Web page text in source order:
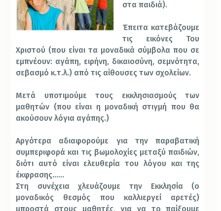
στα παιδιά).
Έπειτα κατεβάζουμε
τις εικόνες Του
Χριστού (που είναι τα μοναδικά σύμβολα που σε
εμπνέουν: αγάπη, ειρήνη, δικαιοσύνη, σεμνότητα,
σεβασμό κ.τ.λ.) από τις αίθουσες των σχολείων.
Μετά υποτιμούμε τους εκκλησιασμούς των
μαθητών (που είναι η μοναδική στιγμή που θα
ακούσουν λόγια αγάπης.)
Αργότερα αδιαφορούμε για την παραβατική
συμπεριφορά και τις βωμολοχίες μεταξύ παιδιών,
διότι αυτό είναι ελευθερία του λόγου και της
έκφρασης……
Στη συνέχεια χλευάζουμε την Εκκλησία (ο
μοναδικός θεσμός που καλλιεργεί αρετές)
μπροστά στους μαθητές, για να το παίξουμε